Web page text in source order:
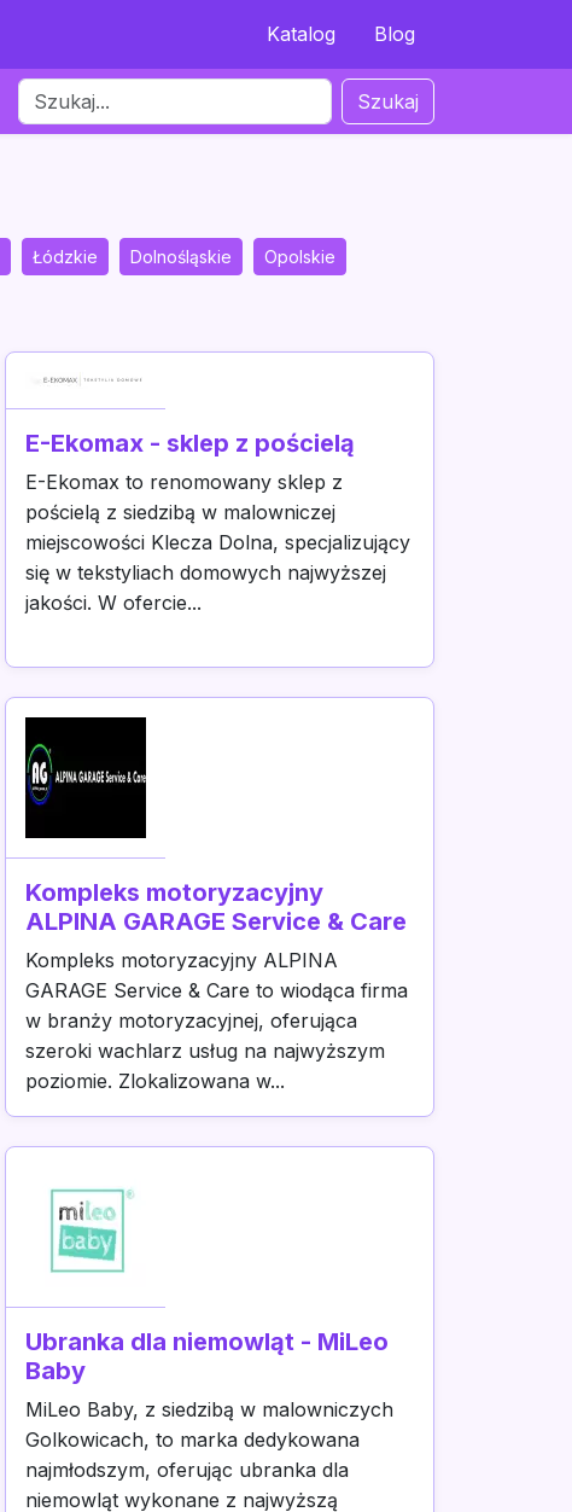
Katalog Blog
Szukaj
Łódzkie Dolnośląskie Opolskie
E-Ekomax - sklep z pościelą
E-Ekomax to renomowany sklep z
pościelą z siedzibą w malowniczej
miejscowości Klecza Dolna, specjalizujący
się w tekstyliach domowych najwyższej
jakości. W ofercie...
Kompleks motoryzacyjny
ALPINA GARAGE Service & Care
Kompleks motoryzacyjny ALPINA
GARAGE Service & Care to wiodąca firma
w branży motoryzacyjnej, oferująca
szeroki wachlarz usług na najwyższym
poziomie. Zlokalizowana w...
Ubranka dla niemowląt - MiLeo
Baby
MiLeo Baby, z siedzibą w malowniczych
Golkowicach, to marka dedykowana
najmłodszym, oferując ubranka dla
niemowląt wykonane z najwyższą